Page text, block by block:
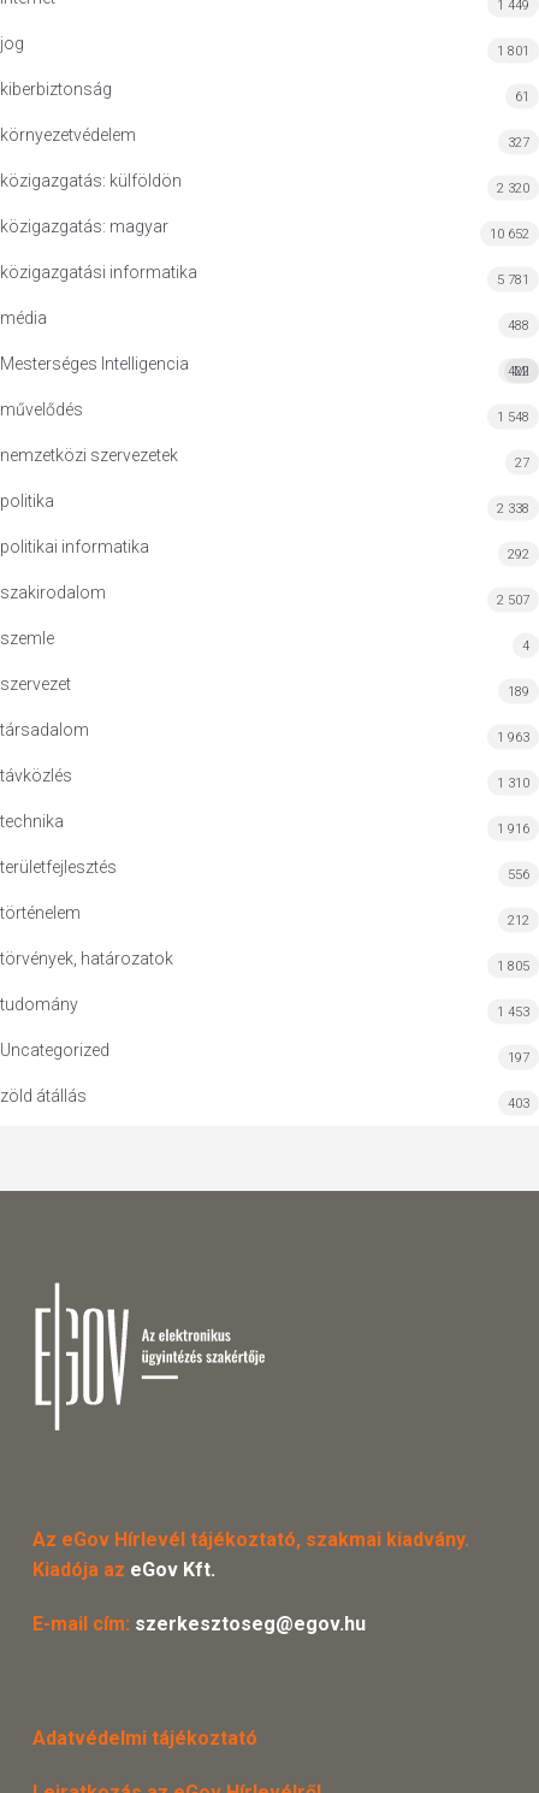
1 449
jog 1 801
kiberbiztonság 61
környezetvédelem 327
közigazgatás: külföldön 2 320
közigazgatás: magyar 10 652
közigazgatási informatika 5 781
média 488
Mesterséges Intelligencia MI
422
művelődés 1 548
nemzetközi szervezetek 27
politika 2 338
politikai informatika 292
szakirodalom 2 507
szemle 4
szervezet 189
társadalom 1 963
távközlés 1 310
technika 1 916
területfejlesztés 556
történelem 212
törvények, határozatok 1 805
tudomány 1 453
Uncategorized 197
zöld átállás 403
Az eGov Hírlevél tájékoztató, szakmai kiadvány.
Kiadója az eGov Kft.
E-mail cím: szerkesztoseg@egov.hu
Adatvédelmi tájékoztató